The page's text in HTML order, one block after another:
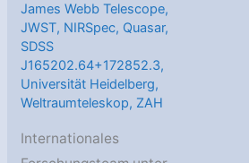
James Webb Telescope,
JWST, NIRSpec, Quasar,
SDSS
J165202.64+172852.3,
Universität Heidelberg,
Weltraumteleskop, ZAH
Internationales